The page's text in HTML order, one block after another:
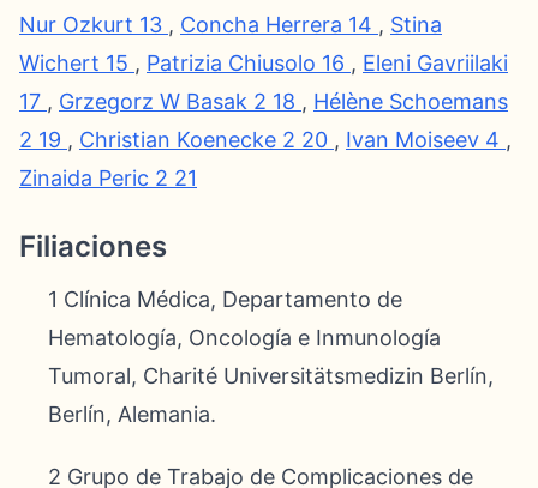
Nur Ozkurt 13 , Concha Herrera 14 , Stina
Wichert 15 , Patrizia Chiusolo 16 , Eleni Gavriilaki
17 , Grzegorz W Basak 2 18 , Hélène Schoemans
2 19 , Christian Koenecke 2 20 , Ivan Moiseev 4 ,
Zinaida Peric 2 21
Filiaciones
1 Clínica Médica, Departamento de
Hematología, Oncología e Inmunología
Tumoral, Charité Universitätsmedizin Berlín,
Berlín, Alemania.
2 Grupo de Trabajo de Complicaciones de